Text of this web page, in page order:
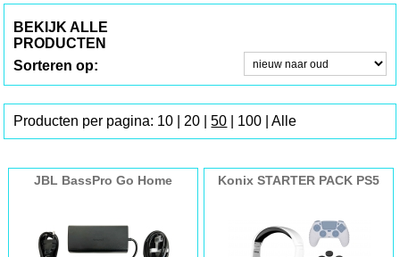
BEKIJK ALLE
PRODUCTEN
Sorteren op:
Producten per pagina: 10 20 |50 100 |Alle
JBL BassPro Go Home
Konix STARTER PACK PS5